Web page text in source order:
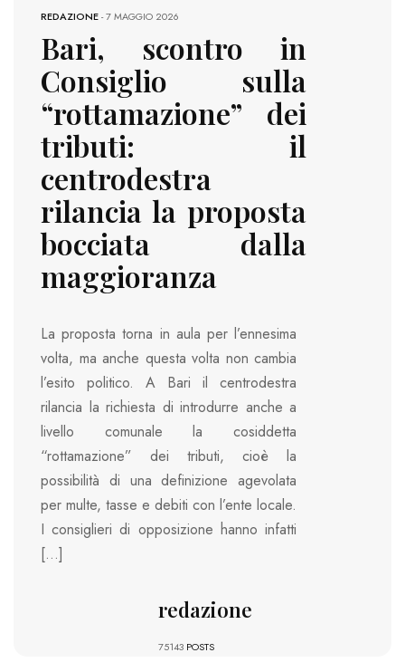
REDAZIONE-7 MAGGIO 2026
Bari, scontro in
Consiglio sulla
“rottamazione” dei
tributi: il
centrodestra
rilancia la proposta
bocciata dalla
maggioranza
La proposta torna in aula per l’ennesima
volta, ma anche questa volta non cambia
l’esito politico. A Bari il centrodestra
rilancia la richiesta di introdurre anche a
livello comunale la cosiddetta
“rottamazione” dei tributi, cioè la
possibilità di una definizione agevolata
per multe, tasse e debiti con l’ente locale.
I consiglieri di opposizione hanno infatti
[…]
redazione
75143 POSTS